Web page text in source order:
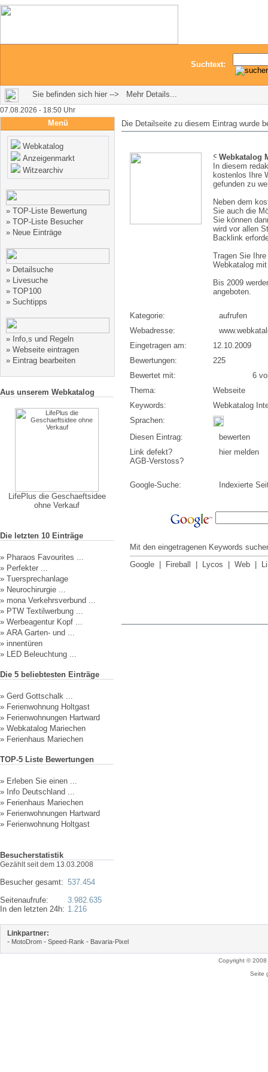
Suchtext:
Sie befinden sich hier --> Mehr Details...
07.08.2026 - 18:50 Uhr
Menü
Webkatalog
Anzeigenmarkt
Witzearchiv
» TOP-Liste Bewertung
» TOP-Liste Besucher
» Neue Einträge
» Detailsuche
» Livesuche
» TOP100
» Suchtipps
» Info,s und Regeln
» Webseite eintragen
» Eintrag bearbeiten
Aus unserem Webkatalog
LifePlus die Geschaeftsidee
ohne Verkauf
Die letzten 10 Einträge
» Pharaos Favourites ...
» Perfekter ...
» Tuersprechanlage
» Neurochirurgie ...
» mona Verkehrsverbund ...
» PTW Textilwerbung ...
» Werbeagentur Kopf ...
» ARA Garten- und ...
» innentüren
» LED Beleuchtung ...
Die 5 beliebtesten Einträge
» Gerd Gottschalk ...
» Ferienwohnung Holtgast
» Ferienwohnungen Hartward
» Webkatalog Mariechen
» Ferienhaus Mariechen
TOP-5 Liste Bewertungen
» Erleben Sie einen ...
» Info Deutschland ...
» Ferienhaus Mariechen
» Ferienwohnungen Hartward
» Ferienwohnung Holtgast
Besucherstatistik
Gezählt seit dem 13.03.2008
Besucher gesamt:
Seitenaufrufe:
In den letzten 24h:
537.454
3.982.635
1.216
Die Detailseite zu diesem Eintrag wurde
Webkatalog
In diesem
kostenlos Ihre
gefunden zu
Neben dem
Sie auch die
Sie können
wird vor allen
Backlink
Tragen Sie
Webkatalog
Bis 2009
angeboten.
Kategorie:
aufrufen
Webadresse:
Eingetragen am:
12.10.2009
Bewertungen:
225
Bewertet mit:
6
Thema:
Webseite
Keywords:
Webkatalog
Sprachen:
Diesen Eintrag:
bewerten
Link defekt?
AGB-Verstoss?
hier melden
Google-Suche: Indexierte
Mit den eingetragenen Keywords
Google
Fireball Lycos Web
Linkpartner:
- MotoDrom - Speed-Rank - Bavaria-Pixel
Copyright ©
Seite